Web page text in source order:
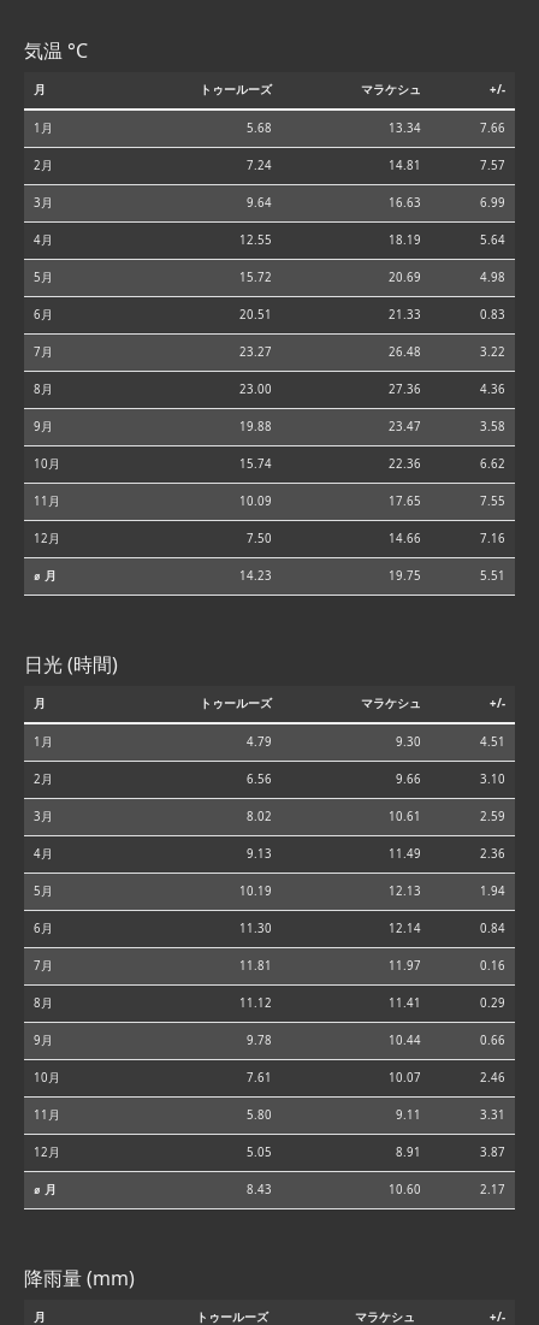
気温 °C
月 トゥールーズ マラケシュ +/-
1月 5.68 13.34 7.66
2月 7.24 14.81 7.57
3月 9.64 16.63 6.99
4月 12.55 18.19 5.64
5月 15.72 20.69 4.98
6月 20.51 21.33 0.83
7月 23.27 26.48 3.22
8月 23.00 27.36 4.36
9月 19.88 23.47 3.58
10月 15.74 22.36 6.62
11月 10.09 17.65 7.55
12月 7.50 14.66 7.16
⌀ 月 14.23 19.75 5.51
日光 (時間)
月 トゥールーズ マラケシュ +/-
1月 4.79 9.30 4.51
2月 6.56 9.66 3.10
3月 8.02 10.61 2.59
4月 9.13 11.49 2.36
5月 10.19 12.13 1.94
6月 11.30 12.14 0.84
7月 11.81 11.97 0.16
8月 11.12 11.41 0.29
9月 9.78 10.44 0.66
10月 7.61 10.07 2.46
11月 5.80 9.11 3.31
12月 5.05 8.91 3.87
⌀ 月 8.43 10.60 2.17
降雨量 (mm)
月 トゥールーズ マラケシュ +/-